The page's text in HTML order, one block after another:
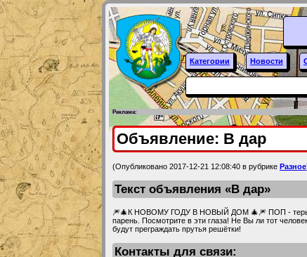
Категории Новости
Реклама:
Объявление: В дар
(Опубликовано 2017-12-21 12:08:40 в рубрике Разное
Текст объявления «В дар»
🎆🎄К НОВОМУ ГОДУ В НОВЫЙ ДОМ 🎄🎆 ПОП -
парень. Посмотрите в эти глаза! Не Вы ли тот
будут преграждать прутья решётки!
Контакты для связи: